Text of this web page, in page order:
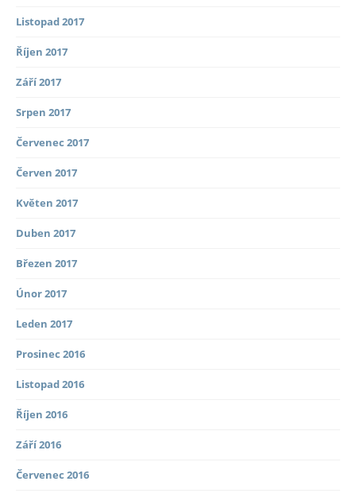
Listopad 2017
Říjen 2017
Září 2017
Srpen 2017
Červenec 2017
Červen 2017
Květen 2017
Duben 2017
Březen 2017
Únor 2017
Leden 2017
Prosinec 2016
Listopad 2016
Říjen 2016
Září 2016
Červenec 2016